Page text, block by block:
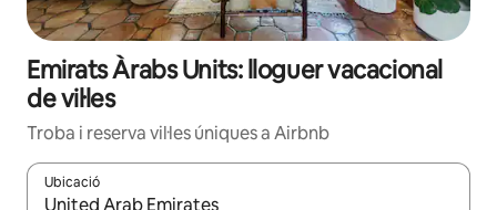
Emirats Àrabs Units: lloguer vacacional
de vil·les
Troba i reserva vil·les úniques a Airbnb
Ubicació
Quan els resultats estiguin disponibles, podràs navegar-hi a